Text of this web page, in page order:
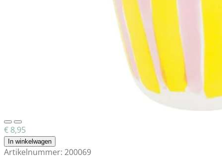
€ 8,95
In winkelwagen
Artikelnummer: 200069